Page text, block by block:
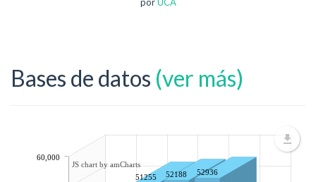
Bases de datos (ver más)
51255 52188 52936
60,000
JS chart by amCharts